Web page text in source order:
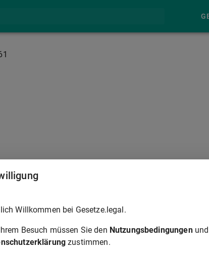
gespeicherten Daten sind zu löschen, soweit
oder hinsichtlich einzelner Fahrerlaubnisklassen
Person eingeht.
gelöscht. Satz 1 Nummer 1 gilt nicht für die nach
Willkommen bei Gesetze.legal.
Besuch müssen Sie den Nutzungsbedingungenund
zustimmen.